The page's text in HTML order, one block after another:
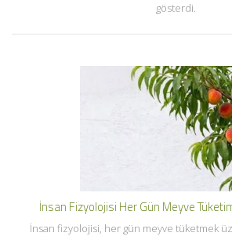
gösterdi.
İnsan Fizyolojisi Her Gün Meyve
İnsan fizyolojisi, her gün meyve tüketmek